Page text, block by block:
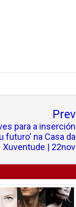
Prev
para a inserción
futuro' na Casa da
Xuventude | 22nov